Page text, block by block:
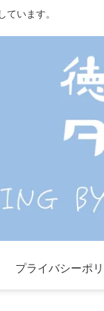
います。
プライバシーポ